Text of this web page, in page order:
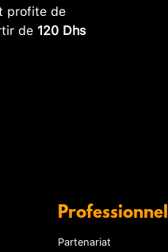
profite de
de 120 Dhs
Professionnel
Partenariat